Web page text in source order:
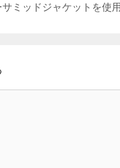
ミッドジャケットを使